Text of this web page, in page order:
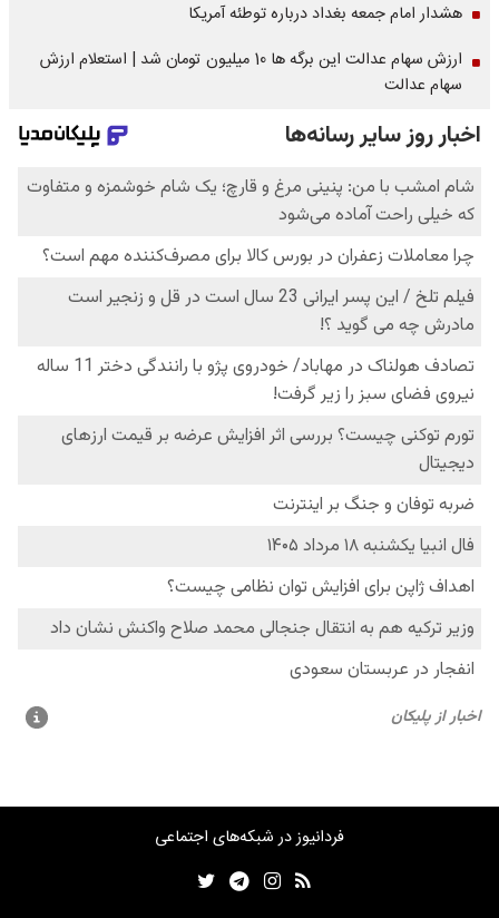
هشدار امام جمعه بغداد درباره توطئه آمریکا
ارزش سهام عدالت این برگه ها 10 میلیون تومان شد | استعلام ارزش
سهام عدالت
فردانیوز در شبکه‌های اجتماعی